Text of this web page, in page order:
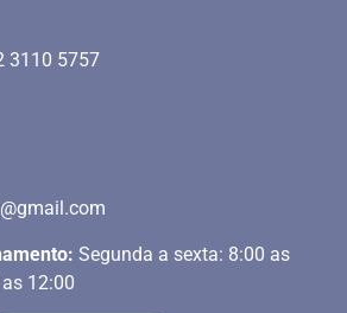
3110 5757
Segunda a sexta: 8:00 as
12:00